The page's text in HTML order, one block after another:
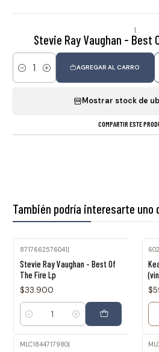
|
Stevie Ray Vaughan - Best
Cantidad
AGREGAR AL CARRO
Mostrar stock de
COMPARTIR ESTE
También podría interesarte uno
8717662576041|
Stevie Ray Vaughan - Best Of
The Fire Lp
$33.900
Cantidad
MLC1844717980|